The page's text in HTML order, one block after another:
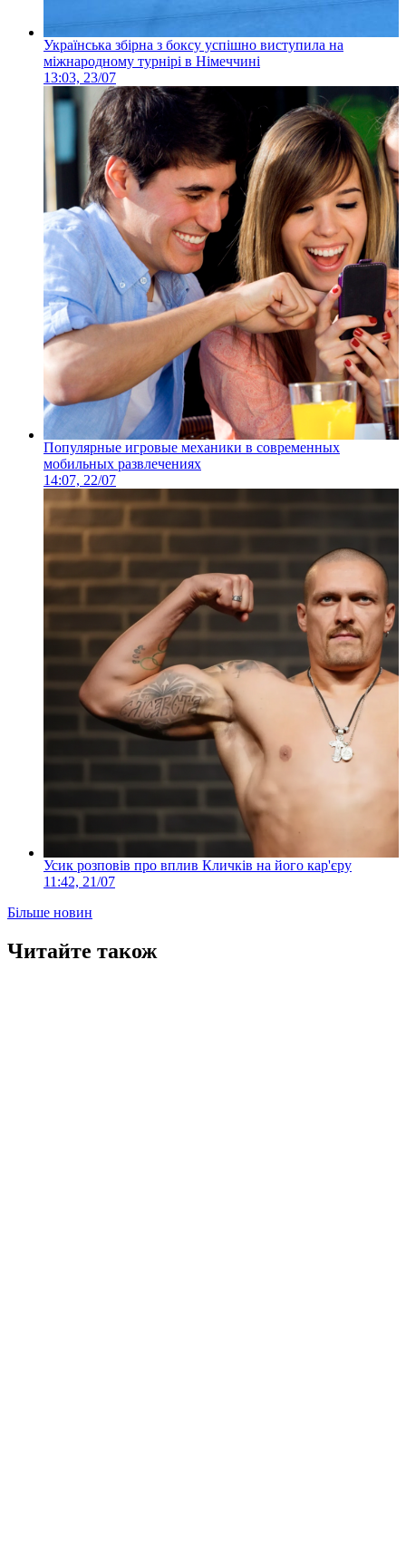
Українська збірна з боксу успішно виступила на
міжнародному турнірі в Німеччині
13:03, 23/07
Популярные игровые механики в современных
мобильных развлечениях
14:07, 22/07
Усик розповів про вплив Кличків на його кар'єру
11:42, 21/07
Більше новин
Читайте також